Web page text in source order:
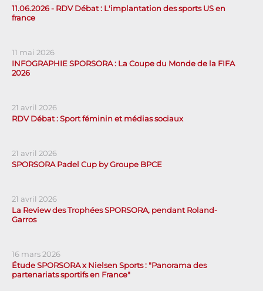
11.06.2026 - RDV Débat : L'implantation des sports US en
france
11 mai 2026
INFOGRAPHIE SPORSORA : La Coupe du Monde de la FIFA
2026
21 avril 2026
RDV Débat : Sport féminin et médias sociaux
21 avril 2026
SPORSORA Padel Cup by Groupe BPCE
21 avril 2026
La Review des Trophées SPORSORA, pendant Roland-
Garros
16 mars 2026
Étude SPORSORA x Nielsen Sports : "Panorama des
partenariats sportifs en France"